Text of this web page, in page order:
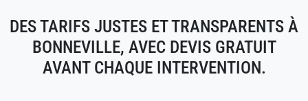
DES TARIFS JUSTES ET TRANSPARENTS À
BONNEVILLE, AVEC DEVIS GRATUIT
AVANT CHAQUE INTERVENTION.